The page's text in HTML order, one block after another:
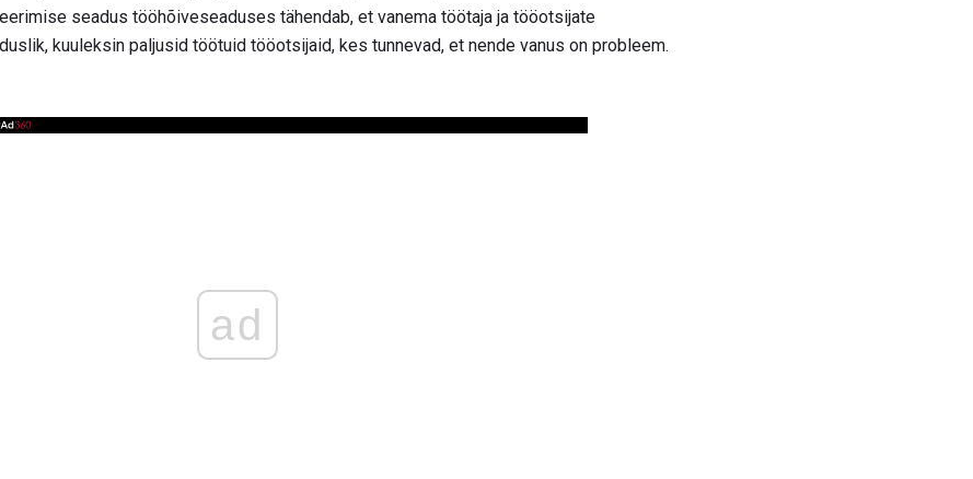
seadus tööhõiveseaduses tähendab, et vanema töötaja ja tööotsijate
kuuleksin paljusid töötuid tööotsijaid, kes tunnevad, et nende vanus on probleem.
ad